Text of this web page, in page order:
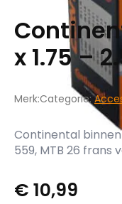
x 1.75 –
Merk:Categorie:
Continental
559, MTB 26 frans
€ 10,99